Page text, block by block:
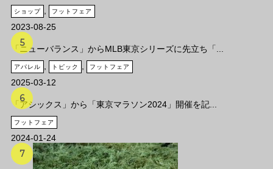
ショップ , フットフェア
2023-08-25
「ニューバランス」からMLB東京シリーズに先立ち「...
アパレル , トピック , フットフェア
2025-03-12
「アシックス」から「東京マラソン2024」開催を記...
フットフェア
2024-01-24